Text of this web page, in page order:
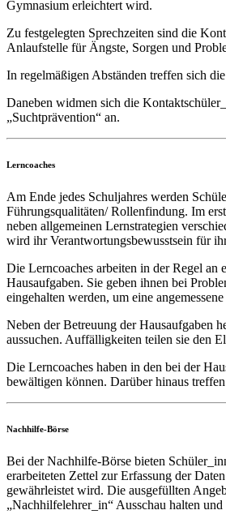
Gymnasium erleichtert wird.
Zu festgelegten Sprechzeiten sind die
Anlaufstelle für Ängste, Sorgen und
In regelmäßigen Abständen treffen sich
Daneben widmen sich die
„Suchtprävention“ an.
Lerncoaches
Am Ende jedes Schuljahres werden
Führungsqualitäten/ Rollenfindung. Im
neben allgemeinen Lernstrategien
wird ihr Verantwortungsbewusstsein für
Die Lerncoaches arbeiten in der Regel an
Hausaufgaben. Sie geben ihnen bei
eingehalten werden, um eine
Neben der Betreuung der Hausaufgaben
aussuchen. Auffälligkeiten teilen sie den
Die Lerncoaches haben in den bei der
bewältigen können. Darüber hinaus
Nachhilfe-Börse
Bei der Nachhilfe-Börse bieten
erarbeiteten Zettel zur Erfassung der
gewährleistet wird. Die ausgefüllten
„Nachhilfelehrer_in“ Ausschau halten